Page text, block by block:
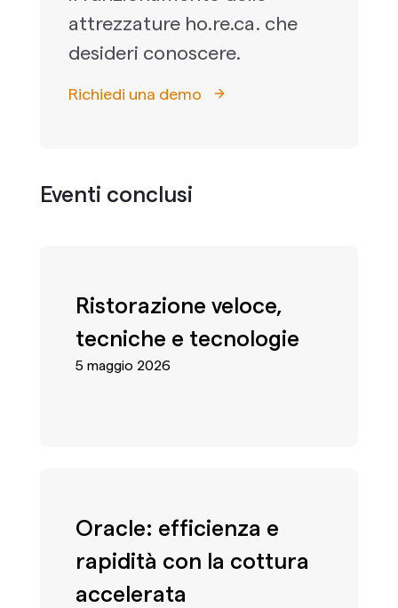
attrezzature ho.re.ca. che
desideri conoscere.
Richiedi una demo
Eventi conclusi
Ristorazione veloce,
tecniche e tecnologie
5 maggio 2026
Oracle: efficienza e
rapidità con la cottura
accelerata